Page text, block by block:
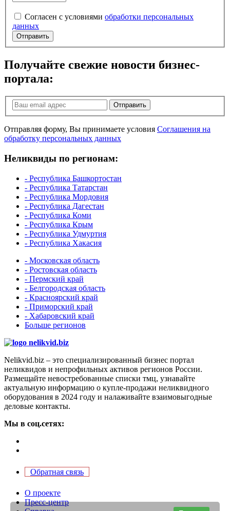
Согласен с условиями обработки персональных
данных
Отправить
Получайте свежие новости бизнес-
портала:
Отправить
Отправляя форму, Вы принимаете условия Соглашения на
обработку персональных данных
Неликвиды по регионам:
- Республика Башкортостан
- Республика Татарстан
- Республика Мордовия
- Республика Дагестан
- Республика Коми
- Республика Крым
- Республика Удмуртия
- Республика Хакасия
- Московская область
- Ростовская область
- Пермский край
- Белгородская область
- Красноярский край
- Приморский край
- Хабаровский край
Больше регионов
Nelikvid.biz – это специализированный бизнес портал
неликвидов и непрофильных активов регионов России.
Размещайте невостребованные списки тмц, узнавайте
актуальную информацию о купле-продажи неликвидного
оборудования в 2024 году и налаживайте взаимовыгодные
деловые контакты.
Мы в соц.сетях:
Обратная связь
О проекте
Пресс-центр